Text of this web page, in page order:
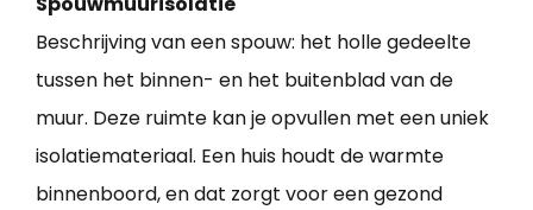
Beschrijving van een spouw: het holle gedeelte
tussen het binnen- en het buitenblad van de
muur. Deze ruimte kan je opvullen met een uniek
isolatiemateriaal. Een huis houdt de warmte
binnenboord, en dat zorgt voor een gezond